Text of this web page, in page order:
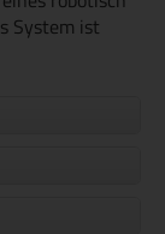
System ist